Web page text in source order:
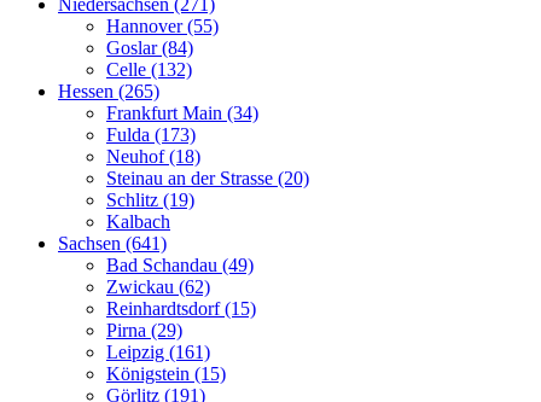
Hannover (55)
Goslar (84)
Celle (132)
Hessen (265)
Frankfurt Main (34)
Fulda (173)
Neuhof (18)
Steinau an der Strasse (20)
Schlitz (19)
Kalbach
Sachsen (641)
Bad Schandau (49)
Zwickau (62)
Reinhardtsdorf (15)
Pirna (29)
Leipzig (161)
Königstein (15)
Görlitz (191)